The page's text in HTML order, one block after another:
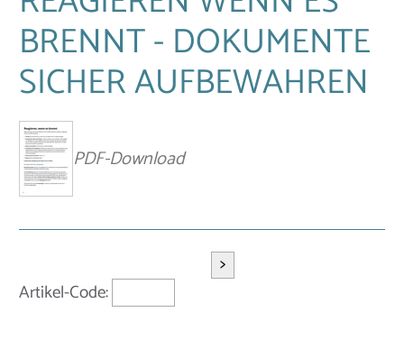
BRENNT - DOKUMENTE
SICHER AUFBEWAHREN
PDF-Download
Artikel-Code:
>